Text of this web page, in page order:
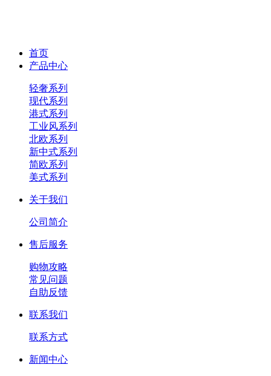
首页
产品中心
轻奢系列
现代系列
港式系列
工业风系列
北欧系列
新中式系列
简欧系列
美式系列
关于我们
公司简介
售后服务
购物攻略
常见问题
自助反馈
联系我们
联系方式
新闻中心